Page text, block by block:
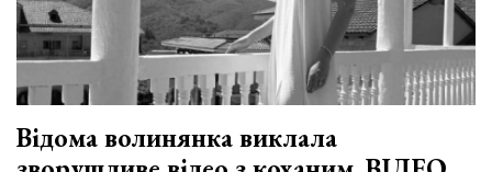
Відома волинянка виклала